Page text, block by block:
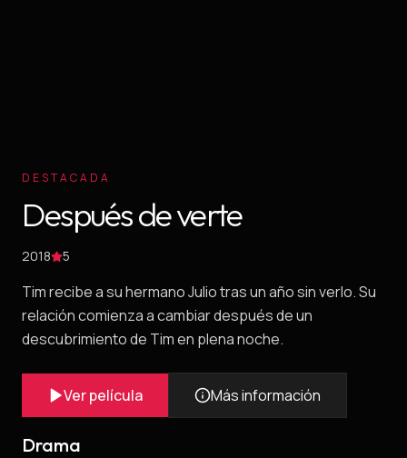
DESTACADA
Después de verte
2018 5
Tim recibe a su hermano Julio tras un año sin verlo. Su
relación comienza a cambiar después de un
descubrimiento de Tim en plena noche.
Ver película Más información
Drama